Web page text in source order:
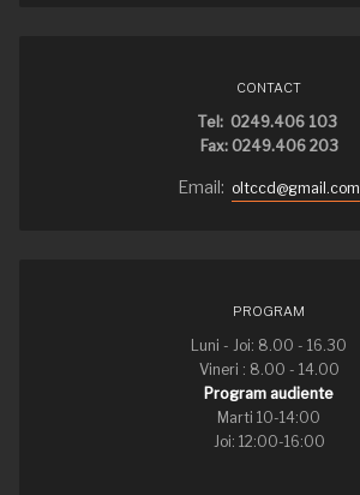
CONTACT
Tel: 0249.406 103
Fax: 0249.406 203
Email: oltccd@gmail.com
PROGRAM
Luni - Joi: 8.00 - 16.30
Vineri : 8.00 - 14.00
Program audiente
Marti 10-14:00
Joi: 12:00-16:00